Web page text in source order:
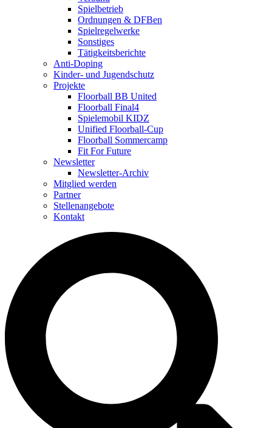
Spielbetrieb
Ordnungen & DFBen
Spielregelwerke
Sonstiges
Tätigkeitsberichte
Anti-Doping
Kinder- und Jugendschutz
Projekte
Floorball BB United
Floorball Final4
Spielemobil KIDZ
Unified Floorball-Cup
Floorball Sommercamp
Fit For Future
Newsletter
Newsletter-Archiv
Mitglied werden
Partner
Stellenangebote
Kontakt